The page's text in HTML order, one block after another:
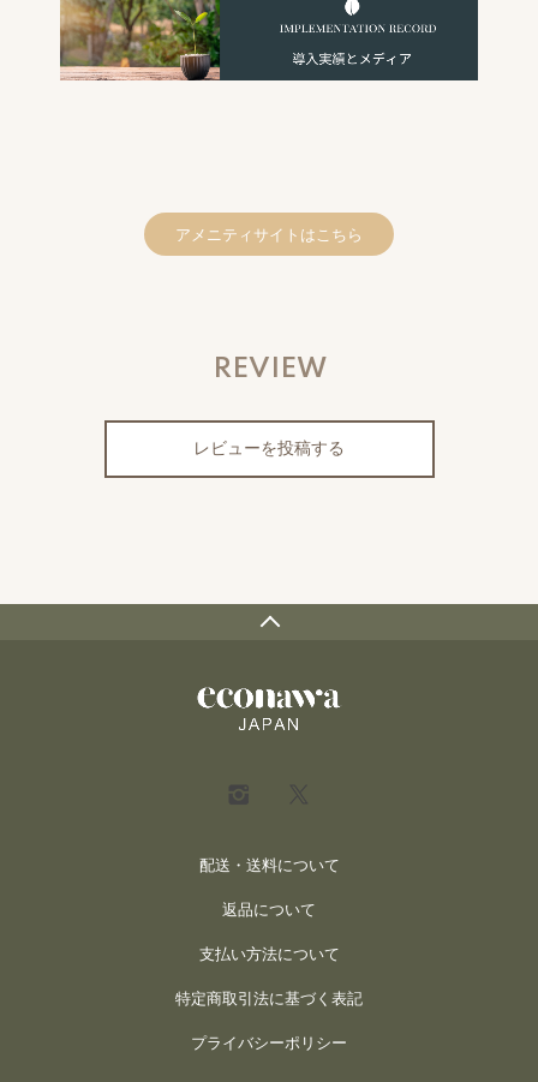
アメニティサイトはこちら
REVIEW
レビューを投稿する
配送・送料について
返品について
支払い方法について
特定商取引法に基づく表記
プライバシーポリシー